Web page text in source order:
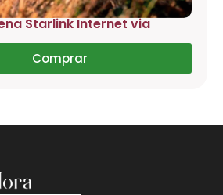
Starlink Internet via
Comprar